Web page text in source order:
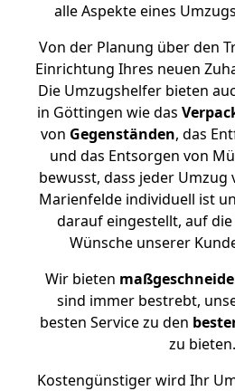
alle Aspekte eines
Von der Planung über den
Einrichtung Ihres neuen
Die Umzugshelfer bieten
in Göttingen wie das
von Gegenständen, das
und das Entsorgen von
bewusst, dass jeder
Marienfelde individuell ist
darauf eingestellt, auf
Wünsche unserer
Wir bieten
sind immer bestrebt,
besten Service zu den
zu bieten.
Kostengünstiger wird Ihr